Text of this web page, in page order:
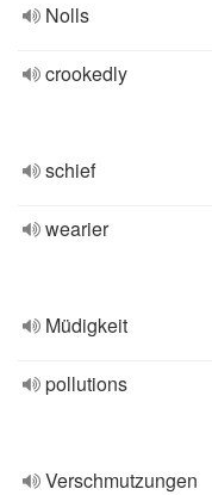
Nolls
crookedly
schief
wearier
Müdigkeit
pollutions
Verschmutzungen